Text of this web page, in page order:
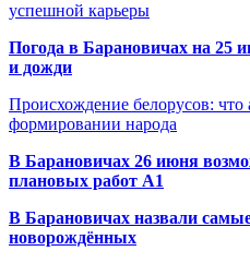
успешной карьеры
Погода в Барановичах на 25
и дожди
Происхождение белорусов: что
формировании народа
В Барановичах 26 июня
плановых работ A1
В Барановичах назвали
новорождённых